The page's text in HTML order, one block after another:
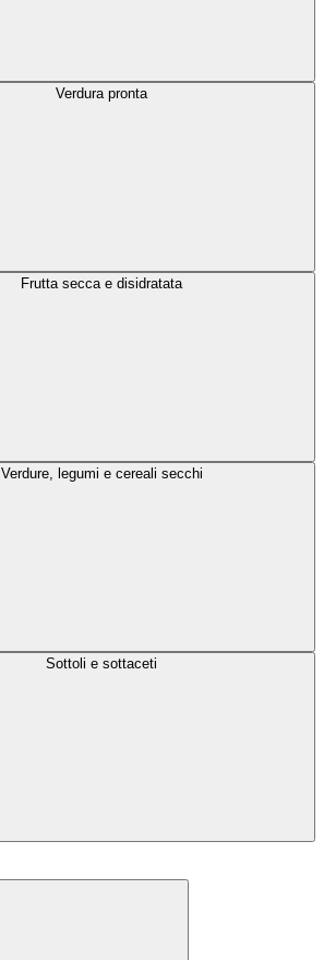
Verdura pronta
Frutta secca e disidratata
Verdure, legumi e cereali secchi
Sottoli e sottaceti